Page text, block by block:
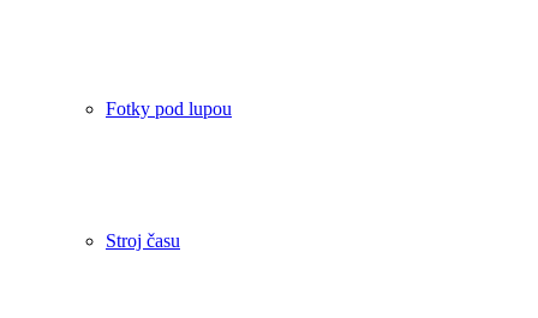
Fotky pod lupou
Stroj času